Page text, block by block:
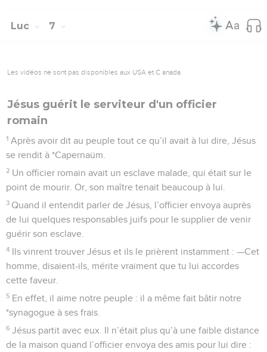
Luc 7
Les vidéos ne sont pas disponibles aux USA et C anada.
Jésus guérit le serviteur d'un officier
romain
1 Après avoir dit au peuple tout ce qu’il avait à lui dire, Jésus
se rendit à *Capernaüm.
2 Un officier romain avait un esclave malade, qui était sur le
point de mourir. Or, son maître tenait beaucoup à lui.
3 Quand il entendit parler de Jésus, l’officier envoya auprès
de lui quelques responsables juifs pour le supplier de venir
guérir son esclave.
4 Ils vinrent trouver Jésus et ils le prièrent instamment : —Cet
homme, disaient-ils, mérite vraiment que tu lui accordes
cette faveur.
5 En effet, il aime notre peuple : il a même fait bâtir notre
*synagogue à ses frais.
6 Jésus partit avec eux. Il n’était plus qu’à une faible distance
de la maison quand l’officier envoya des amis pour lui dire :